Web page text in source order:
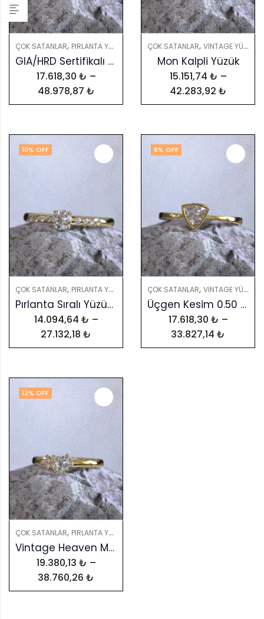
ÇOK SATANLAR, PIRLANTA YÜZÜKLER PIRLANTALAR,YÜZÜKLER
GIA/HRD Sertifikalı Vintage Ocean Modeli Tektaş Yüzük
17.618,30 ₺ –
48.978,87 ₺
ÇOK SATANLAR, VINTAGE YÜZÜKLER
Mon Kalpli Yüzük
15.151,74 ₺ –
42.283,92 ₺
10% OFF
ÇOK SATANLAR, PIRLANTA YÜZÜKLER PIRLANTALAR,YÜZÜKLER
Pırlanta Sıralı Yüzük: GIA & HRD Sertifikalı Elmaslarla Zamansız Tasarım
14.094,64 ₺ –
27.132,18 ₺
6% OFF
ÇOK SATANLAR, VINTAGE YÜZÜKLER
Üçgen Kesim 0.50 Karat Taşlı Yüzük: Renkli Taşlarla Kişiselleştirilmiş Zarafet
17.618,30 ₺ –
33.827,14 ₺
12% OFF
ÇOK SATANLAR, PIRLANTA YÜZÜKLER
Vintage Heaven Modeli Tektaş Yüzük – 14 Ayar Altın Şıklığı
19.380,13 ₺ –
38.760,26 ₺